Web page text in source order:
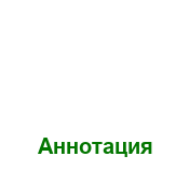
Аннотация